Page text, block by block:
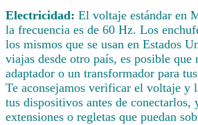
Electricidad: El voltaje estándar en
la frecuencia es de 60 Hz. Los
los mismos que se usan en Estados
viajas desde otro país, es posible que
adaptador o un transformador para
Te aconsejamos verificar el voltaje y
tus dispositivos antes de conectarlos,
extensiones o regletas que puedan